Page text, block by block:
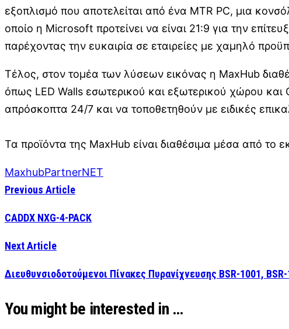
εξοπλισμό που αποτελείται από ένα MTR PC, μια
οποίο η Microsoft προτείνει να είναι 21:9 για την
παρέχοντας την ευκαιρία σε εταιρείες με χαμηλό
Τέλος, στον τομέα των λύσεων εικόνας η MaxHub
όπως LED Walls εσωτερικού και εξωτερικού χώρου
απρόσκοπτα 24/7 και να τοποθετηθούν με ειδικές
Τα προϊόντα της MaxHub είναι διαθέσιμα μέσα από
MaxhubPartnerNET
Previous Article
CADDX NXG-4-PACK
Next Article
Διευθυνσιοδοτούμενοι Πίνακες Πυρανίχνευσης BSR-1001,
You might be interested in …